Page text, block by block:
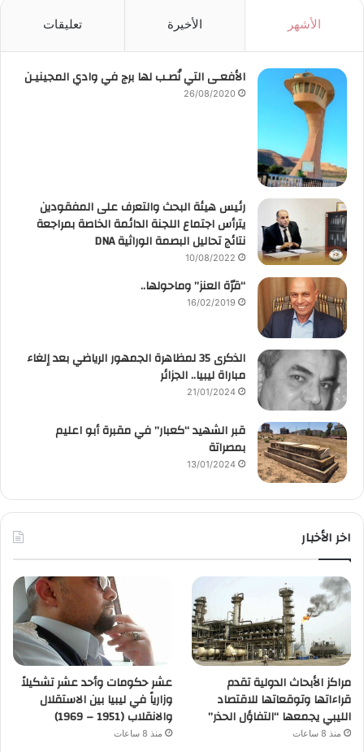
الأشهر الأخيرة تعليقات
الأفعـى التي نُصـب لها برج في وادي المجينيـن
26/08/2020
رئيس هيئة البحث والتعرف على المفقودين
يترأس اجتماع اللجنة الدائمة الخاصة بمراجعة
نتائج تحاليل البصمة الوراثية DNA
10/08/2022
“قرّة العنز” وماحولها..
16/02/2019
الذكرى 35 لمظاهرة الجمهور الرياضي بعد إلغاء
مباراة ليبيا.. الجزائر
21/01/2024
قبر الشهيد “كعبار” في مقبرة أبو اعليم
بمصراتة
13/01/2024
اخر الأخبار
مراكز الأبحاث الدولية تقدم
قراءاتها وتوقعاتها للاقتصاد
الليبي يجمعها “التفاؤل الحذر”
منذ 8 ساعات
عشر حكومات وأحد عشر تشكيلاً
وزارياً في ليبيا بين الاستقلال
والانقلاب (1951 – 1969)
منذ 8 ساعات